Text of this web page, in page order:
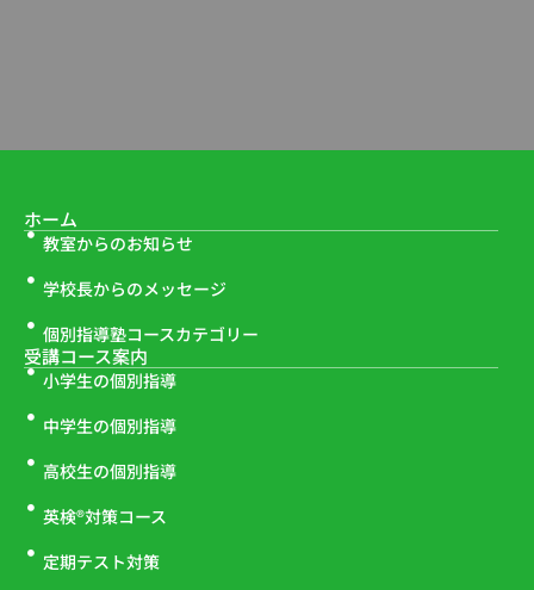
ホーム
教室からのお知らせ
学校長からのメッセージ
個別指導塾コースカテゴリー
受講コース案内
小学生の個別指導
中学生の個別指導
高校生の個別指導
英検®対策コース
定期テスト対策